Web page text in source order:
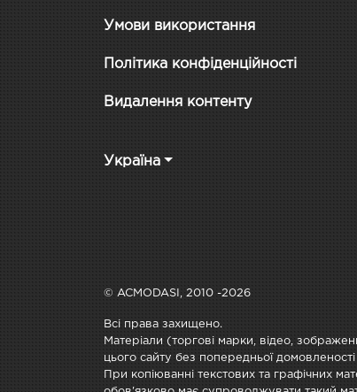
Умови використання
Політика конфіденційності
Видалення контенту
Україна
© ACMODASI, 2010 -2026
Всі права захищено.
Матеріали (торгові марки, відео,
цього сайту без попередньої
При копіюванні текстових та графічних